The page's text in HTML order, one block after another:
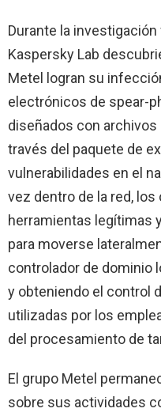
Durante la
Kaspersky Lab
Metel logran su
electrónicos de spear-
diseñados con
través del paquete de
vulnerabilidades en el
vez dentro de la red,
herramientas legítimas
para moverse
controlador de dominio
y obteniendo el control
utilizadas por los
del procesamiento de
El grupo Metel
sobre sus actividades